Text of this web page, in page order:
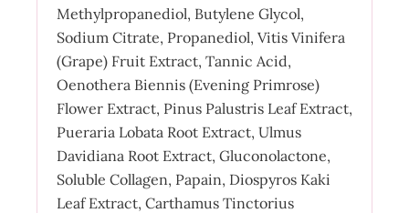
Methylpropanediol, Butylene Glycol,
Sodium Citrate, Propanediol, Vitis Vinifera
(Grape) Fruit Extract, Tannic Acid,
Oenothera Biennis (Evening Primrose)
Flower Extract, Pinus Palustris Leaf Extract,
Pueraria Lobata Root Extract, Ulmus
Davidiana Root Extract, Gluconolactone,
Soluble Collagen, Papain, Diospyros Kaki
Leaf Extract, Carthamus Tinctorius